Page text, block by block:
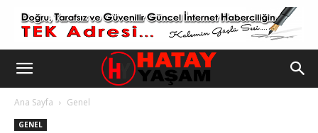
Ana Sayfa Genel
GENEL